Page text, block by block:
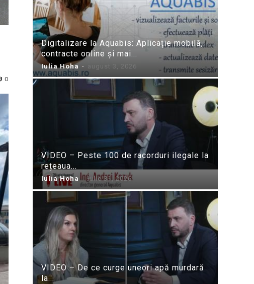
0
Digitalizare la Aquabis: Aplicație mobilă,
contracte online și mai...
Iulia Hoha - august 3, 2026
VIDEO – Peste 100 de racorduri ilegale la
rețeaua...
Iulia Hoha - iulie 31, 2026
VIDEO – De ce curge uneori apă murdară
la...